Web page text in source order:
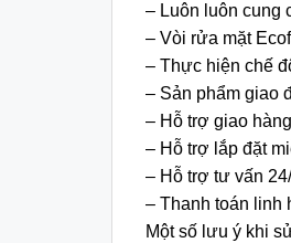
– Luôn luôn cung
– Vòi rửa mặt
– Thực hiện chế
– Sản phẩm giao
– Hỗ trợ giao
– Hỗ trợ lắp đặt
– Hỗ trợ tư vấn
– Thanh toán linh
Một số lưu ý khi